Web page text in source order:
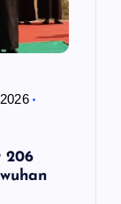
206